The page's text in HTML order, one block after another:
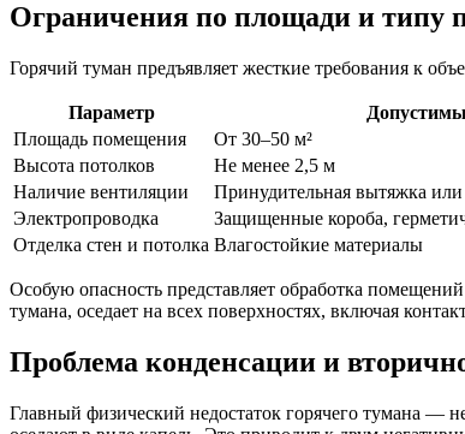
Ограничения по площади и типу
Горячий туман предъявляет жесткие требования к
Параметр
Площадь помещения
От 30–50 м²
Высота потолков
Не менее 2,5 м
Наличие вентиляции
Принудительная вытяжка
Электропроводка
Защищенные короба,
Отделка стен и потолка Влагостойкие материалы
Особую опасность представляет обработка
тумана, оседает на всех поверхностях, включая
Проблема конденсации и
Главный физический недостаток горячего тумана —